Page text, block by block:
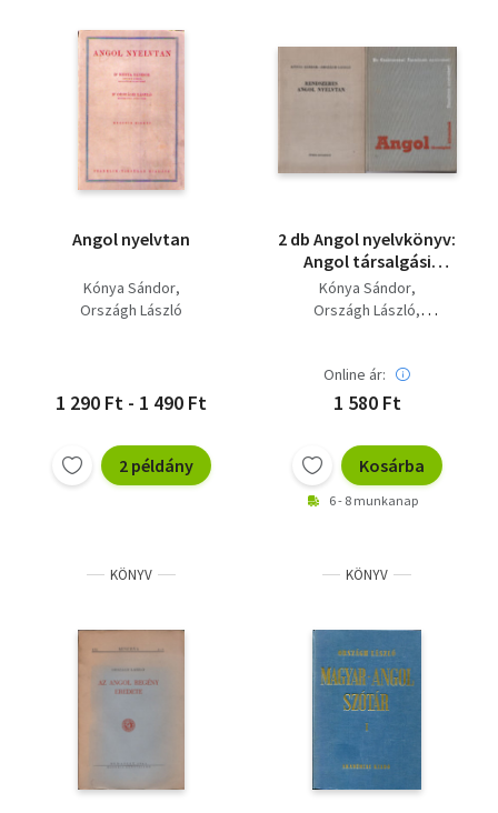
Angol nyelvtan
Kónya Sándor
Országh László
1 290 Ft - 1 490 Ft
2 példány
2 db Angol nyelvkönyv:
Angol társalgási
kifejezések,
Rendszeres angol
Kónya Sándor
Országh László
Online ár:
1 580 Ft
Kosárba
6 - 8 munkanap
KÖNYV KÖNYV